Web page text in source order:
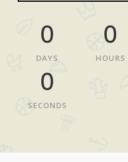
0
DAYS
0
HOURS
0
SECONDS